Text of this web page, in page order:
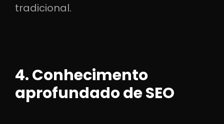
tradicional.
4. Conhecimento
aprofundado de SEO